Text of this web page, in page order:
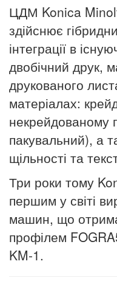
ЦДМ Konica
здійснює
інтеграції в
двобічний друк,
друкованого
матеріалах:
некрейдованому
пакувальний), а
щільності та
Три роки тому
першим у світі
машин, що
профілем
KM-1.